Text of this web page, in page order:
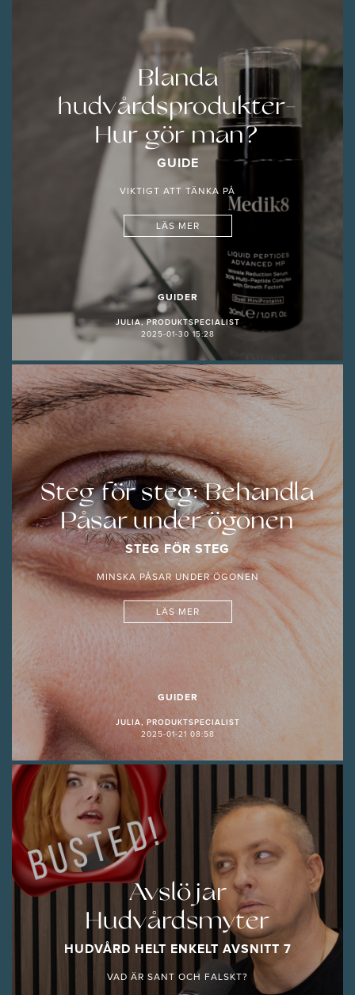
Blanda
hudvårdsprodukter-
Hur gör man?
GUIDE
VIKTIGT ATT TÄNKA PÅ
LÄS MER
GUIDER
JULIA, PRODUKTSPECIALIST
2025-01-30 15:28
Steg för steg: Behandla
Påsar under ögonen
STEG FÖR STEG
MINSKA PÅSAR UNDER ÖGONEN
LÄS MER
GUIDER
JULIA, PRODUKTSPECIALIST
2025-01-21 08:58
Avslöjar
Hudvårdsmyter
HUDVÅRD HELT ENKELT AVSNITT 7
VAD ÄR SANT OCH FALSKT?